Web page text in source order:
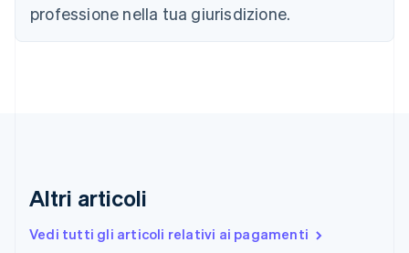
professione nella tua giurisdizione.
Altri articoli
Vedi tutti gli articoli relativi ai pagamenti
Croazia
Danimarca
Francia
Germania